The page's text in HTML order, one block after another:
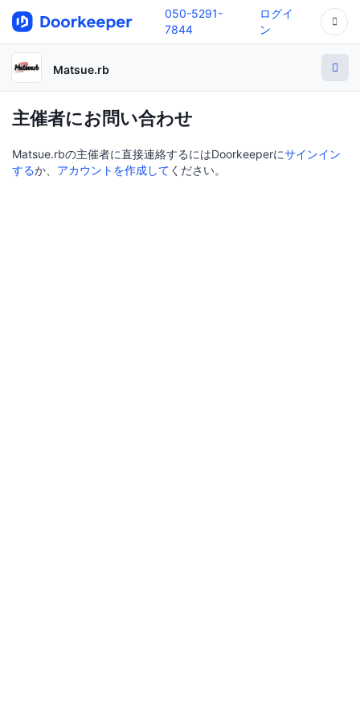
050-5291-
7844
ログイ
ン
Matsue.rb
主催者にお問い合わせ
Matsue.rbの主催者に直接連絡するにはDoorkeeperにサインイン
するか、 アカウントを作成して ください。